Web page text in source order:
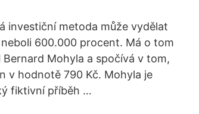
investiční metoda může vydělat
600.000 procent. Má o tom
Mohyla a spočívá v tom,
v hodnotě 790 Kč. Mohyla je
fiktivní příběh …